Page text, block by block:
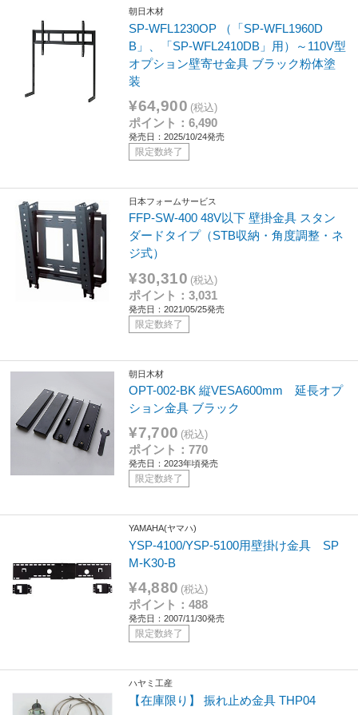
朝日木材
SP-WFL1230OP （「SP-WFL1960D
B」、「SP-WFL2410DB」用）～110V型
オプション壁寄せ金具 ブラック粉体塗
装
¥64,900 (税込)
ポイント：6,490
発売日：2025/10/24発売
限定数終了
日本フォームサービス
FFP-SW-400 48V以下 壁掛金具 スタン
ダードタイプ（STB収納・角度調整・ネ
ジ式）
¥30,310 (税込)
ポイント：3,031
発売日：2021/05/25発売
限定数終了
朝日木材
OPT-002-BK 縦VESA600mm 延長オプ
ション金具 ブラック
¥7,700 (税込)
ポイント：770
発売日：2023年頃発売
限定数終了
YAMAHA(ヤマハ)
YSP-4100/YSP-5100用壁掛け金具 SP
M-K30-B
¥4,880 (税込)
ポイント：488
発売日：2007/11/30発売
限定数終了
ハヤミ工産
【在庫限り】 振れ止め金具 THP04